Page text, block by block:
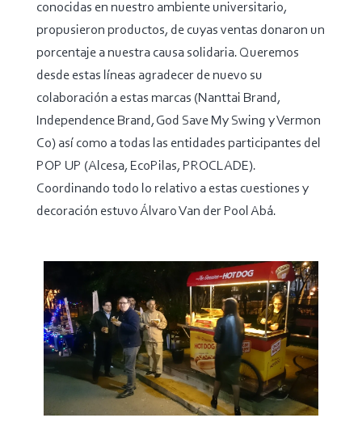
conocidas en nuestro ambiente universitario,
propusieron productos, de cuyas ventas donaron un
porcentaje a nuestra causa solidaria. Queremos
desde estas líneas agradecer de nuevo su
colaboración a estas marcas (Nanttai Brand,
Independence Brand, God Save My Swing y Vermon
Co) así como a todas las entidades participantes del
POP UP (Alcesa, EcoPilas, PROCLADE).
Coordinando todo lo relativo a estas cuestiones y
decoración estuvo Álvaro Van der Pool Abá.